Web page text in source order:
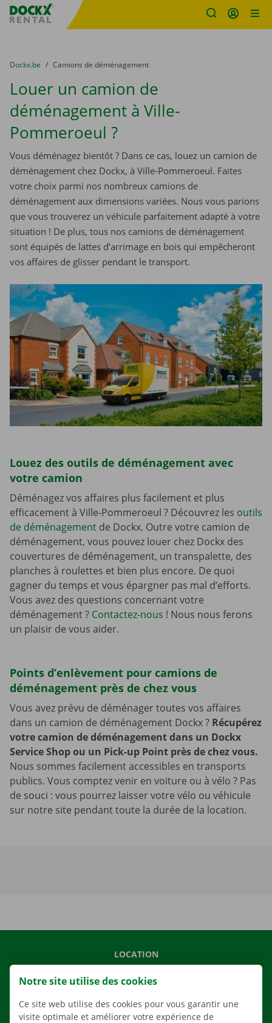
sitename
You are here:
du
Dockx.be to
Camions de déménagement
Louer un camion de
déménagement à Ville-
Pommeroeul ?
Vous déménagez bientôt ? Dans ce cas, louez un camion de
déménagement chez Dockx, à Ville-Pommeroeul. Faites
votre choix parmi nos nombreux camions de
déménagement aux dimensions variées. Nous vous parions
que vous trouverez un véhicule parfaitement adapté à votre
situation ! De plus, tous nos camions de déménagement
sont équipés de lattes d’arrimage en bois qui empêcheront
vos affaires de glisser pendant le transport.
Louez des outils de déménagement avec
votre camion
Déménagez vos affaires plus facilement et plus
efficacement à Ville-Pommeroeul ? Découvrez les outils
de déménagement de Dockx. Outre votre camion de
déménagement, vous pouvez louer chez Dockx des
couvertures de déménagement, un transpalette, des
planches à roulettes et bien plus encore. De quoi
gagner du temps et vous épargner pas mal d’efforts.
Vous avez des questions concernant votre
déménagement ? Contactez-nous ! Nous nous ferons
un plaisir de vous aider.
Points d’enlèvement pour camions de
déménagement près de chez vous
Vous avez prévu de déménager toutes vos affaires
dans un camion de déménagement Dockx ? Récupérez
votre camion de déménagement dans un Dockx
Service Shop ou un Pick-up Point près de chez vous.
Nous sommes facilement accessibles en transports
publics. Vous comptez venir en voiture ou à vélo ? Pas
de souci : vous pourrez laisser votre vélo ou véhicule
sur notre site pendant toute la durée de la location.
LOCATION
AGENCES
Notre site utilise des cookies
Ce site web utilise des cookies pour vous garantir une
visite optimale et améliorer votre expérience de